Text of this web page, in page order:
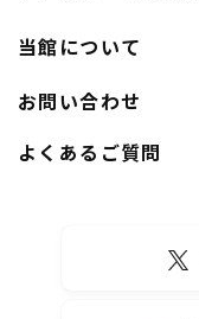
当館について
お問い合わせ
よくあるご質問